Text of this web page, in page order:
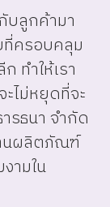
บลูกค้ามา
ครอบคลุม
ทำให้เรา
ะไม่หยุดที่จะ
รธนา จำกัด
นผลิตภัณฑ์
ามใน